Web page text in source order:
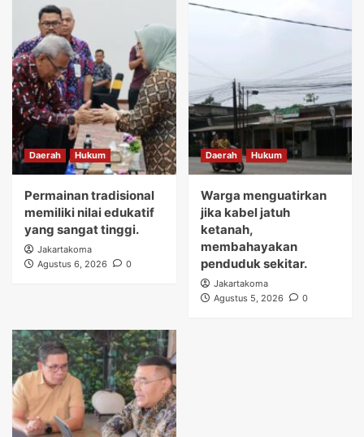
Daerah Hukum
Permainan tradisional
memiliki nilai edukatif
yang sangat tinggi.
Jakartakoma
Agustus 6, 2026
0
Daerah Hukum
Warga menguatirkan
jika kabel jatuh
ketanah,
membahayakan
penduduk sekitar.
Jakartakoma
Agustus 5, 2026
0